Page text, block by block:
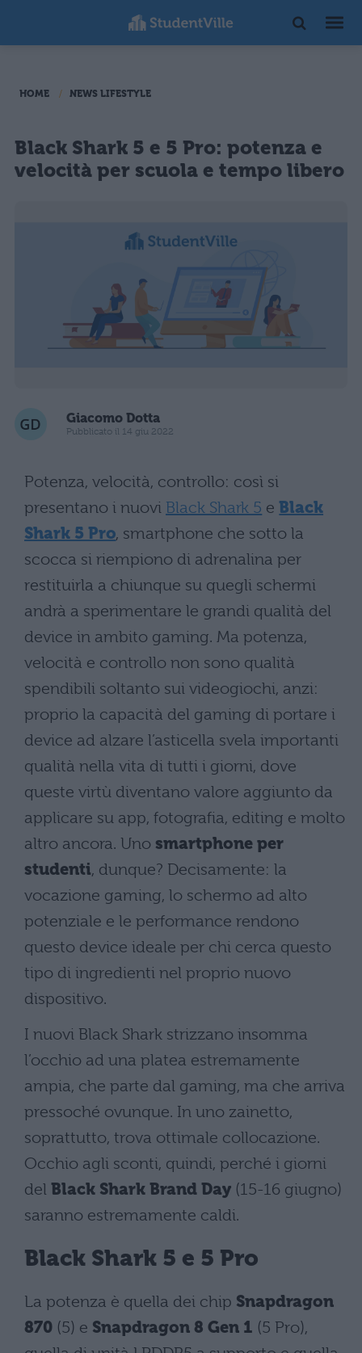
HOME NEWS LIFESTYLE
Black Shark 5 e 5 Pro: potenza e
velocità per scuola e tempo libero
Giacomo Dotta
Pubblicato il 14 giu 2022
Potenza, velocità, controllo: così si
presentano i nuovi Black Shark 5 eBlack
Shark 5 Pro, smartphone che sotto la
scocca si riempiono di adrenalina per
restituirla a chiunque su quegli schermi
andrà a sperimentare le grandi qualità del
device in ambito gaming. Ma potenza,
velocità e controllo non sono qualità
spendibili soltanto sui videogiochi, anzi:
proprio la capacità del gaming di portare i
device ad alzare l’asticella svela importanti
qualità nella vita di tutti i giorni, dove
queste virtù diventano valore aggiunto da
applicare su app, fotografia, editing e molto
altro ancora. Uno smartphone per
studenti, dunque? Decisamente: la
vocazione gaming, lo schermo ad alto
potenziale e le performance rendono
questo device ideale per chi cerca questo
tipo di ingredienti nel proprio nuovo
dispositivo.
I nuovi Black Shark strizzano insomma
l’occhio ad una platea estremamente
ampia, che parte dal gaming, ma che arriva
pressoché ovunque. In uno zainetto,
soprattutto, trova ottimale collocazione.
Occhio agli sconti, quindi, perché i giorni
del Black Shark Brand Day (15-16 giugno)
saranno estremamente caldi.
Black Shark 5 e 5 Pro
La potenza è quella dei chip Snapdragon
870 (5) e Snapdragon 8 Gen 1 (5 Pro),